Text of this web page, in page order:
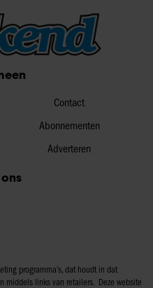
Contact
Abonnementen
Adverteren
programma’s, dat houdt in dat
middels links van retailers. Deze website